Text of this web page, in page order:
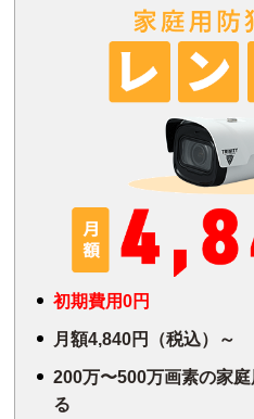
初期費用0円
月額4,840円（税込）～
200万〜500万画素の家
る